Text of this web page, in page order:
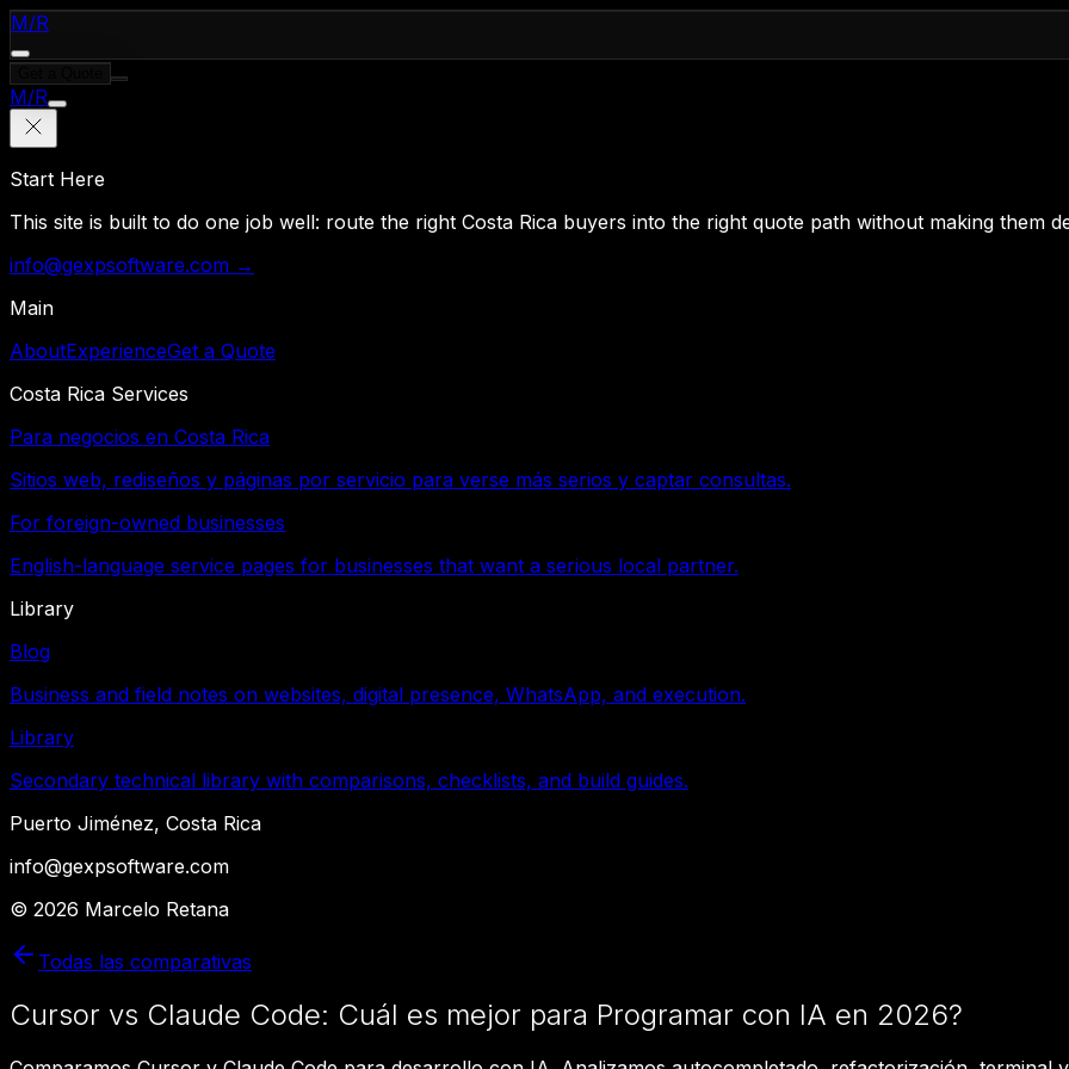
M/R
M/R
Start Here
This site is built to do one job well: route the right Costa Rica buyers into the right quote path without making them
info@gexpsoftware.com →
Main
AboutExperienceGet a Quote
Costa Rica Services
Para negocios en Costa Rica
Sitios web, rediseños y páginas por servicio para verse más serios y captar consultas.
For foreign-owned businesses
English-language service pages for businesses that want a serious local partner.
Library
Blog
Business and field notes on websites, digital presence, WhatsApp, and execution.
Library
Secondary technical library with comparisons, checklists, and build guides.
Puerto Jiménez, Costa Rica
info@gexpsoftware.com
© 2026 Marcelo Retana
Todas las comparativas
Cursor vs Claude Code: Cuál es mejor para Programar con IA en 2026?